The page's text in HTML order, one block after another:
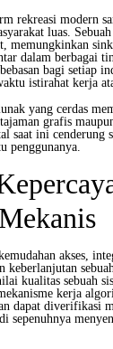
rekreasi modern
luas.
memungkinkan
dalam berbagai
bagi setiap
istirahat kerja
yang cerdas
grafis
saat ini cenderung
penggunanya.
akses,
keberlanjutan
kualitas sebuah
kerja
dapat diverifikasi